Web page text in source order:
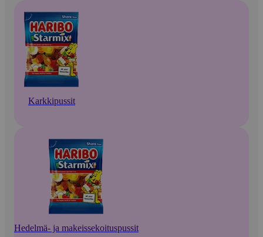
Karkkipussit
Hedelmä- ja makeissekoituspussit